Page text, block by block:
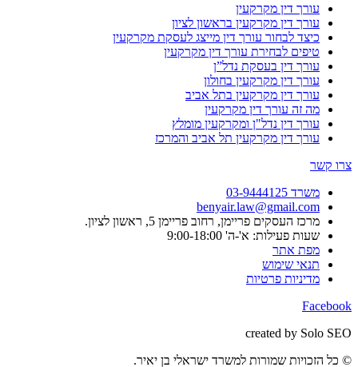
עורך דין מקרקעין
עורך דין מקרקעין בראשון לציון
כיצד לבחור עורך דין מייצג לעסקת מקרקעין
טיפים לבחירת עורך דין מקרקעין
עורך דין בעסקת נדל”ן
עורך דין מקרקעין בחולון
עורך דין מקרקעין בתל אביב
מה זה עורך דין מקרקעין
עורך דין נדל"ן ומקרקעין מומלץ
עורך דין מקרקעין תל אביב והמרכז
צרו קשר
משרד 03-9444125
benyair.law@gmail.com
מרכז העסקים פריימן, רחוב פריימן 5, ראשון לציון.
שעות פעילות: א'-ה' 9:00-18:00
מפת אתר
תנאי שימוש
מדיניות פרטיות
Facebook
created by Solo SEO
© כל הזכויות שמורות למשרד ישראלי בן יאיר.